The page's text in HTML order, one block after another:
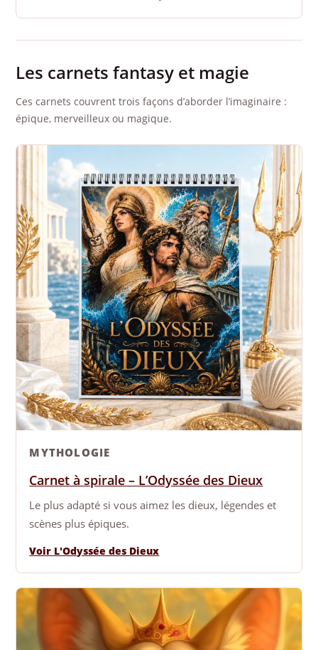
Les carnets fantasy et magie
Ces carnets couvrent trois façons d’aborder l’imaginaire :
épique, merveilleux ou magique.
MYTHOLOGIE
Carnet à spirale – L’Odyssée des Dieux
Le plus adapté si vous aimez les dieux, légendes et
scènes plus épiques.
Voir L'Odyssée des Dieux